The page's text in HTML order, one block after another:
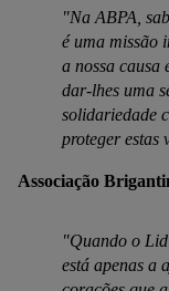
"Na ABPA,
é uma missão
a nossa causa
dar-lhes uma
solidariedade
proteger estas
Associação
"Quando o
está apenas a